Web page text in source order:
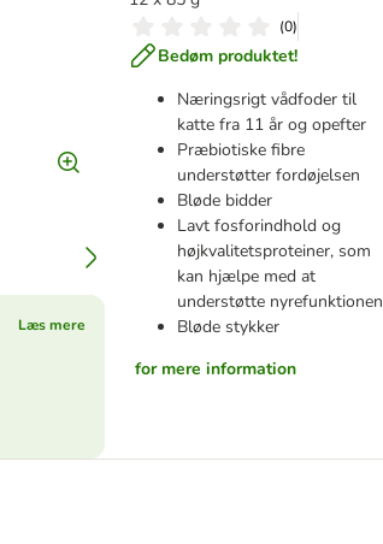
(0)
Bedøm produktet!
Næringsrigt vådfoder til
katte fra 11 år og opefter
Præbiotiske fibre
understøtter fordøjelsen
Bløde bidder
Lavt fosforindhold og
højkvalitetsproteiner, som
kan hjælpe med at
understøtte nyrefunktionen
Bløde stykker
for mere information
Læs mere